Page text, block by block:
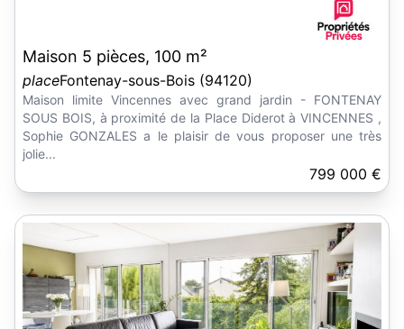
Maison 5 pièces, 100 m²
placeFontenay-sous-Bois (94120)
Maison limite Vincennes avec grand jardin - FONTENAY
SOUS BOIS, à proximité de la Place Diderot à VINCENNES ,
Sophie GONZALES a le plaisir de vous proposer une très
jolie...
799 000 €